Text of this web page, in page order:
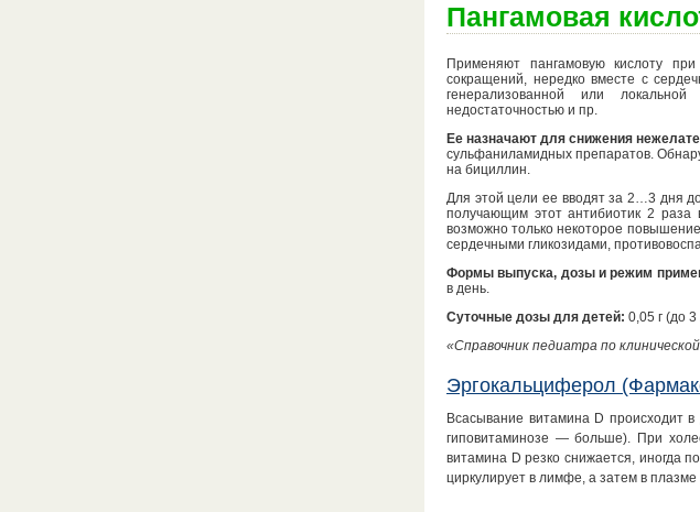
Пангамовая
Применяют пангамовую кислоту
сокращений, нередко вместе с
генерализованной или
недостаточностью и пр.
Ее назначают для снижения
сульфаниламидных препаратов.
на бициллин.
Для этой цели ее вводят за 2…3 дня
получающим этот антибиотик 2
возможно только некоторое
сердечными гликозидами,
Формы выпуска, дозы и режим
в день.
Суточные дозы для детей: 0,05 г (до
«Справочник педиатра по
Эргокальциферол
Всасывание витамина D происходит
гиповитаминозе — больше). При
витамина D резко снижается, иногда
циркулирует в лимфе, а затем в